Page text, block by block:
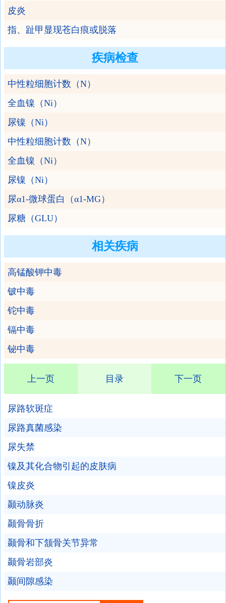
皮炎
指、趾甲显现苍白痕或脱落
疾病检查
中性粒细胞计数（N）
全血镍（Ni）
尿镍（Ni）
中性粒细胞计数（N）
全血镍（Ni）
尿镍（Ni）
尿α1-微球蛋白（α1-MG）
尿糖（GLU）
相关疾病
高锰酸钾中毒
铍中毒
铊中毒
镉中毒
铋中毒
上一页 目录 下一页
尿路软斑症
尿路真菌感染
尿失禁
镍及其化合物引起的皮肤病
镍皮炎
颞动脉炎
颞骨骨折
颞骨和下颔骨关节异常
颞骨岩部炎
颞间隙感染